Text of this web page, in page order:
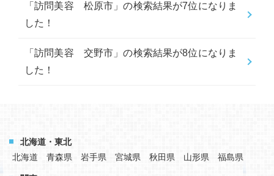
「訪問美容 松原市」の検索結果が7位になりま
した！
「訪問美容 交野市」の検索結果が8位になりま
した！
北海道・東北
北海道
青森県 岩手県 宮城県 秋田県 山形県 福島県